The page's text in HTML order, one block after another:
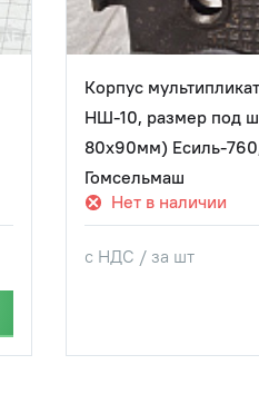
Корпус
НШ-10, размер под
80х90мм) Есиль-
Гомсельмаш
Нет в наличии
с НДС / за шт